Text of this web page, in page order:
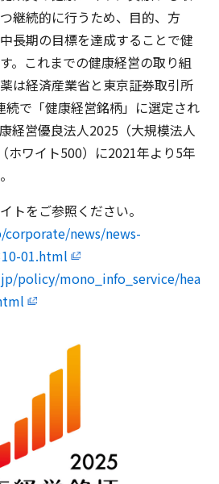
継続的に行うため、目的、方
長期の目標を達成することで健
。これまでの健康経営の取り組
は経済産業省と東京証券取引所
続で「健康経営銘柄」に選定され
経営優良法人2025（大規模法人
ホワイト500）に2021年より5年
トをご参照ください。
news/news-
01.html
policy/mono_info_service/hea